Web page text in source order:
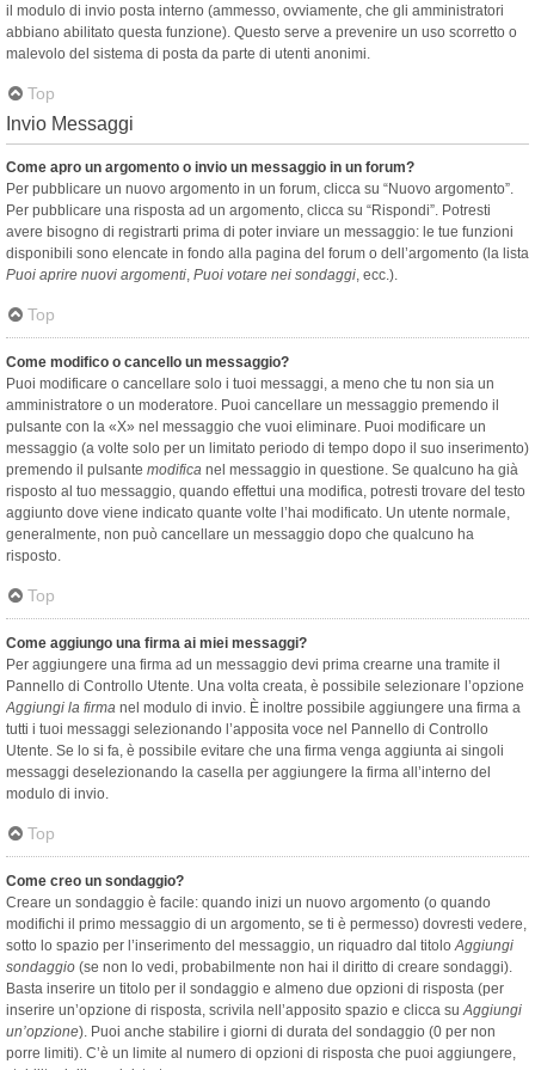
il modulo di invio posta interno (ammesso, ovviamente, che gli amministratori
abbiano abilitato questa funzione). Questo serve a prevenire un uso scorretto o
malevolo del sistema di posta da parte di utenti anonimi.
Top
Invio Messaggi
Come apro un argomento o invio un messaggio in un forum?
Per pubblicare un nuovo argomento in un forum, clicca su “Nuovo argomento”.
Per pubblicare una risposta ad un argomento, clicca su “Rispondi”. Potresti
avere bisogno di registrarti prima di poter inviare un messaggio: le tue funzioni
disponibili sono elencate in fondo alla pagina del forum o dell’argomento (la lista
Puoi aprire nuovi argomenti, Puoi votare nei sondaggi, ecc.).
Top
Come modifico o cancello un messaggio?
Puoi modificare o cancellare solo i tuoi messaggi, a meno che tu non sia un
amministratore o un moderatore. Puoi cancellare un messaggio premendo il
pulsante con la «X» nel messaggio che vuoi eliminare. Puoi modificare un
messaggio (a volte solo per un limitato periodo di tempo dopo il suo inserimento)
premendo il pulsante modifica nel messaggio in questione. Se qualcuno ha già
risposto al tuo messaggio, quando effettui una modifica, potresti trovare del testo
aggiunto dove viene indicato quante volte l’hai modificato. Un utente normale,
generalmente, non può cancellare un messaggio dopo che qualcuno ha
risposto.
Top
Come aggiungo una firma ai miei messaggi?
Per aggiungere una firma ad un messaggio devi prima crearne una tramite il
Pannello di Controllo Utente. Una volta creata, è possibile selezionare l’opzione
Aggiungi la firma nel modulo di invio. È inoltre possibile aggiungere una firma a
tutti i tuoi messaggi selezionando l’apposita voce nel Pannello di Controllo
Utente. Se lo si fa, è possibile evitare che una firma venga aggiunta ai singoli
messaggi deselezionando la casella per aggiungere la firma all’interno del
modulo di invio.
Top
Come creo un sondaggio?
Creare un sondaggio è facile: quando inizi un nuovo argomento (o quando
modifichi il primo messaggio di un argomento, se ti è permesso) dovresti vedere,
sotto lo spazio per l’inserimento del messaggio, un riquadro dal titoloAggiungi
sondaggio (se non lo vedi, probabilmente non hai il diritto di creare sondaggi).
Basta inserire un titolo per il sondaggio e almeno due opzioni di risposta (per
inserire un’opzione di risposta, scrivila nell’apposito spazio e clicca suAggiungi
un’opzione). Puoi anche stabilire i giorni di durata del sondaggio (0 per non
porre limiti). C’è un limite al numero di opzioni di risposta che puoi aggiungere,